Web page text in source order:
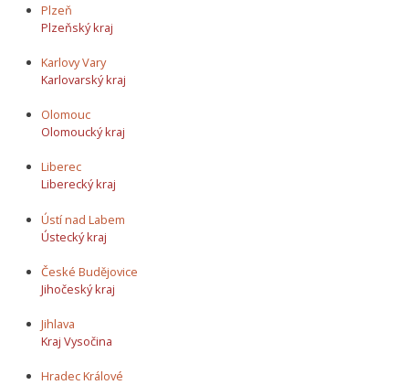
Plzeň
Plzeňský kraj
Karlovy Vary
Karlovarský kraj
Olomouc
Olomoucký kraj
Liberec
Liberecký kraj
Ústí nad Labem
Ústecký kraj
České Budějovice
Jihočeský kraj
Jihlava
Kraj Vysočina
Hradec Králové